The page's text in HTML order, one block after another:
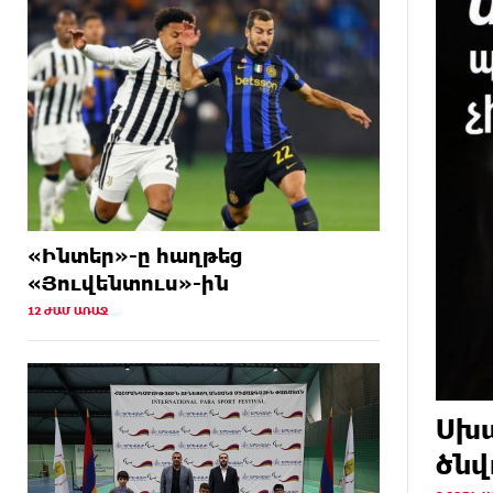
պարունակությունը գրեթե
ամբողջ շաբաթ գերազանցել է
թույլատրելի սահմանը
15 ԺԱՄ
ԱՌԱՋ
Իրանը պատրաստ է բացել
Հորմուզի նեղուցը, եթե ԱՄՆ-ն
ընդունի հանրապետության
պայմանները
16 ԺԱՄ
ԱՌԱՋ
Երևանում անցկացվել է
անձանց միջազգային
մարզական փառատոն
Դմիտրի Մեդվեդև. Արևմուտքի
քաղաքականությունը
Հայաստանի նկատմամբ
կրկնում է վրացական սցենարը
16 ԺԱՄ
ԱՌԱՋ
Ադրբեջանցիների բնակեցումը
Հայաստանում լուրջ վտանգներ
«Ինտեր»-ը հաղթեց
«Յուվենտուս»-ին
12 ԺԱՄ ԱՌԱՋ